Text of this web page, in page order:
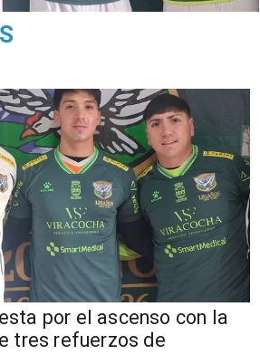
por el ascenso con la
tres refuerzos de